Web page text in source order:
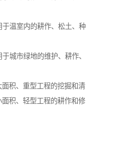
温室内的耕作、松土、种
城市绿地的维护、耕作、
积、重型工程的挖掘和清
积、轻型工程的耕作和修